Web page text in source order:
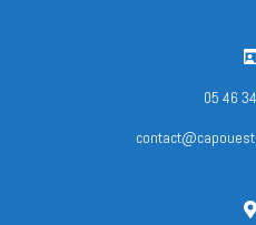
05 46
